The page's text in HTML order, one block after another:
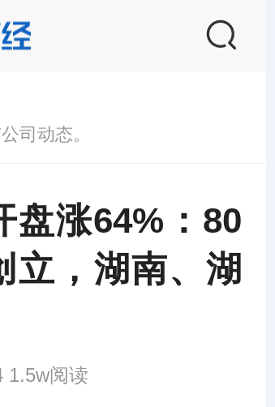
司动态。
盘涨64%：80
立，湖南、湖
1.5w阅读